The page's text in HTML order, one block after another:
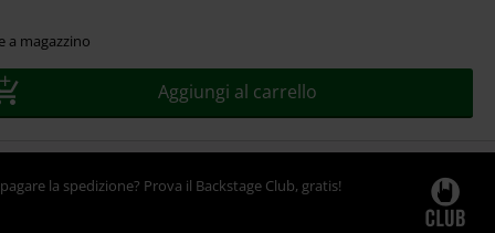
a magazzino
Aggiungi al carrello
la spedizione? Prova il Backstage Club, gratis!